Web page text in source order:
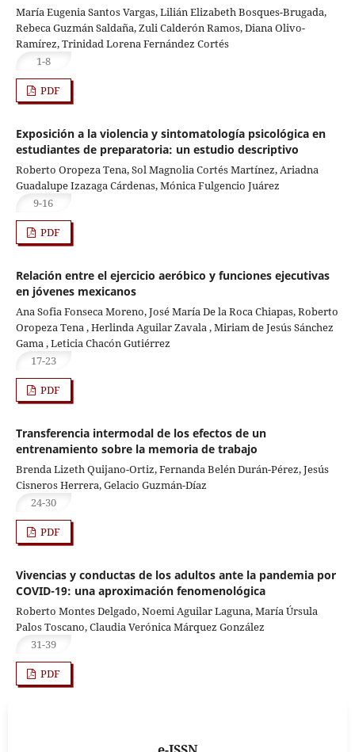
María Eugenia Santos Vargas, Lilián Elizabeth Bosques-Brugada,
Rebeca Guzmán Saldaña, Zuli Calderón Ramos, Diana Olivo-
Ramírez, Trinidad Lorena Fernández Cortés
1-8
PDF
Exposición a la violencia y sintomatología psicológica en
estudiantes de preparatoria: un estudio descriptivo
Roberto Oropeza Tena, Sol Magnolia Cortés Martínez, Ariadna
Guadalupe Izazaga Cárdenas, Mónica Fulgencio Juárez
9-16
PDF
Relación entre el ejercicio aeróbico y funciones ejecutivas
en jóvenes mexicanos
Ana Sofia Fonseca Moreno, José María De la Roca Chiapas, Roberto
Oropeza Tena , Herlinda Aguilar Zavala , Miriam de Jesús Sánchez
Gama , Leticia Chacón Gutiérrez
17-23
PDF
Transferencia intermodal de los efectos de un
entrenamiento sobre la memoria de trabajo
Brenda Lizeth Quijano-Ortiz, Fernanda Belén Durán-Pérez, Jesús
Cisneros Herrera, Gelacio Guzmán-Díaz
24-30
PDF
Vivencias y conductas de los adultos ante la pandemia por
COVID-19: una aproximación fenomenológica
Roberto Montes Delgado, Noemi Aguilar Laguna, María Úrsula
Palos Toscano, Claudia Verónica Márquez González
31-39
PDF